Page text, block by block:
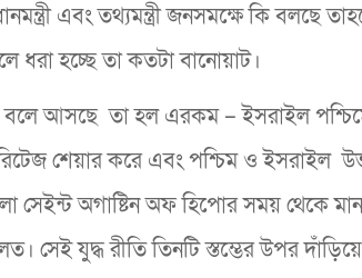
এবং তথ্যমন্ত্রী জনসমক্ষে কি বলছে
ধরা হচ্ছে তা কতটা বানোয়াট।
বলে আসছে তা হল এরকম – ইসরাইল
শেয়ার করে এবং পশ্চিম ও ইসরাইল
অগাষ্টিন অফ হিপোর সময় থেকে
সেই যুদ্ধ রীতি তিনটি স্তম্ভের উপর